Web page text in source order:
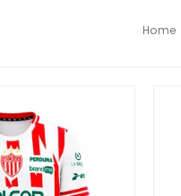
Home